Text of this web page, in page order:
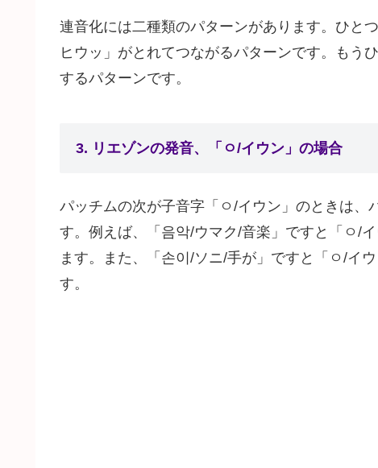
連音化には二種類のパターンがあります。ひと
ヒウッ」がとれてつながるパターンです。もう
するパターンです。
3. リエゾンの発音、「ㅇ/イウン」の場合
パッチムの次が子音字「ㅇ/イウン」のときは、
す。例えば、「음악/ウマク/音楽」ですと「ㅇ/
ます。また、「손이/ソニ/手が」ですと「ㅇ/イ
す。